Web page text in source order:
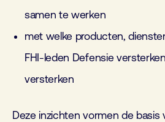
samen te werken
met welke producten,
FHI-leden Defensie
versterken
Deze inzichten vormen de basis